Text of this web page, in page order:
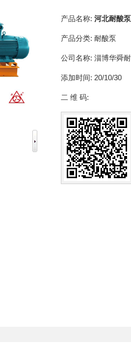
产品名称: 河北耐酸泵
产品分类: 耐酸泵
公司名称: 淄博华舜
添加时间: 20/10/30
二 维 码: